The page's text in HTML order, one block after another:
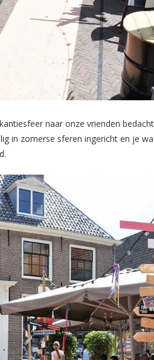
naar onze vrienden
in zomerse sferen ingericht en je